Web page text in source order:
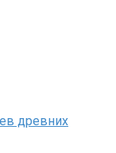
древних